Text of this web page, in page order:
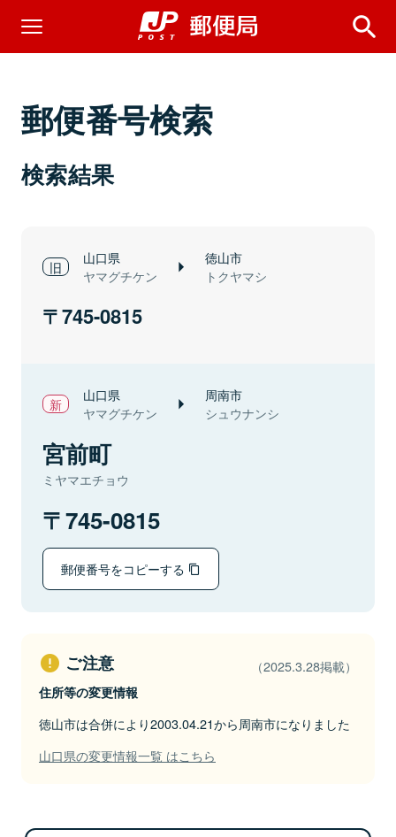
郵便番号検索
検索結果
山口県
ヤマグチケン
徳山市
トクヤマシ
745-0815
山口県
ヤマグチケン
周南市
シュウナンシ
宮前町
ミヤマエチョウ
745-0815
郵便番号をコピーする
ご注意 （2025.3.28掲載）
住所等の変更情報
徳山市は合併により2003.04.21から周南市になりました
山口県の変更情報一覧 はこちら